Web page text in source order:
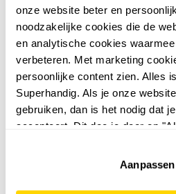
onze website beter en
noodzakelijke cookies die de
en analytische cookies
verbeteren. Met marketing
persoonlijke content zien. Alles
Superhandig. Als je onze
gebruiken, dan is het nodig dat
accepteert. Dit doe je door op
website niet optimaal functioneert.
Aanpassen